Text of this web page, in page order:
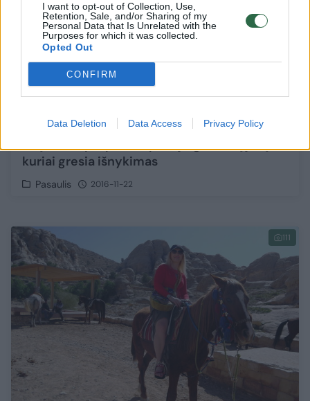
I want to opt-out of Collection, Use,
Retention, Sale, and/or Sharing of my
Personal Data that Is Unrelated with the
Purposes for which it was collected.
Opted Out
CONFIRM
Data Deletion Data Access Privacy Policy
kuriai gresia išnykimas
Pasaulis 2016-11-22
111